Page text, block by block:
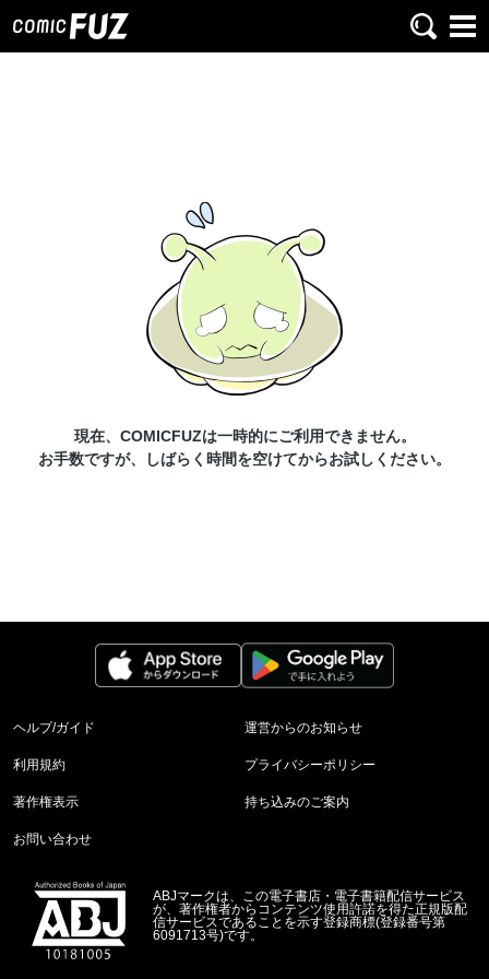
現在、COMICFUZは一時的にご利用できません。
お手数ですが、しばらく時間を空けてからお試しください。
ヘルプ/ガイド 運営からのお知らせ
利用規約 プライバシーポリシー
著作権表示 持ち込みのご案内
お問い合わせ
ABJマークは、この電子書店・電子書籍配信サービス
が、著作権者からコンテンツ使用許諾を得た正規版配
信サービスであることを示す登録商標(登録番号第
6091713号)です。